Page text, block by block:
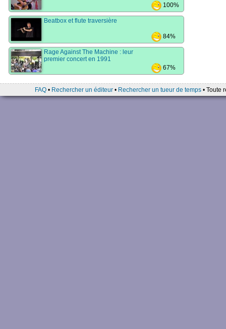
100%
Beatbox et flute traversière
84%
Rage Against The Machine : leur
premier concert en 1991
67%
FAQ• Rechercher un éditeur• Rechercher un tueur de temps• Toute